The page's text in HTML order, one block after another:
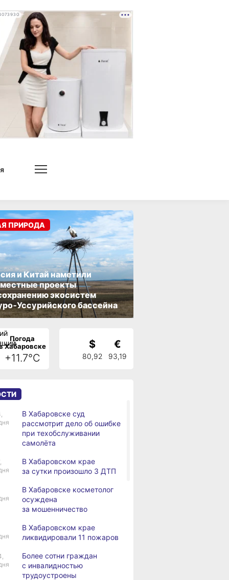
и Китай наметили
проекты
экосистем
бассейна
ПРИРОДА
Погода
Хабаровске
+11.7°C
$
80,92
€
93,19
В Хабаровске суд
рассмотрит дело об ошибке
при техобслуживании
самолёта
В Хабаровском крае
за сутки произошло 3 ДТП
В Хабаровске косметолог
осуждена
за мошенничество
В Хабаровском крае
ликвидировали 11 пожаров
Более сотни граждан
с инвалидностью
трудоустроены